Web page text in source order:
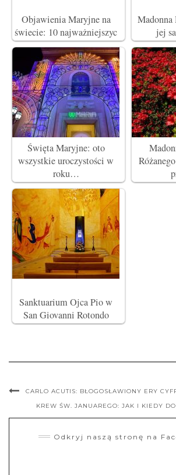
Objawienia Maryjne na
świecie: 10 najważniejszyc
jej
Święta Maryjne: oto
wszystkie uroczystości w
roku…
Sanktuarium Ojca Pio w
San Giovanni Rotondo
CARLO ACUTIS: BŁOGOSŁAWIONY ERY
KREW ŚW. JANUAREGO: JAK I KIEDY
Odkryj naszą stronę na